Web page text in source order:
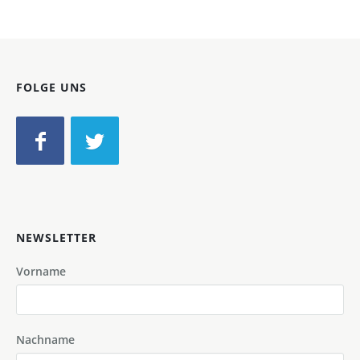
FOLGE UNS
NEWSLETTER
Vorname
Nachname